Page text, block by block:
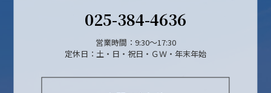
025-384-4636
営業時間：9:30～17:30
定休日：土・日・祝日・ＧＷ・年末年始